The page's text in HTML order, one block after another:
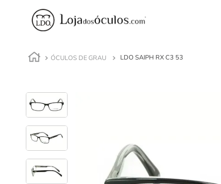
ÓCULOS DE GRAU LDO SAIPH RX C3 53